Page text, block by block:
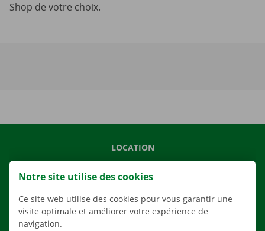
Shop de votre choix.
LOCATION
NOS SERVICES
AGENCES
Notre site utilise des cookies
Ce site web utilise des cookies pour vous garantir une
visite optimale et améliorer votre expérience de
navigation.